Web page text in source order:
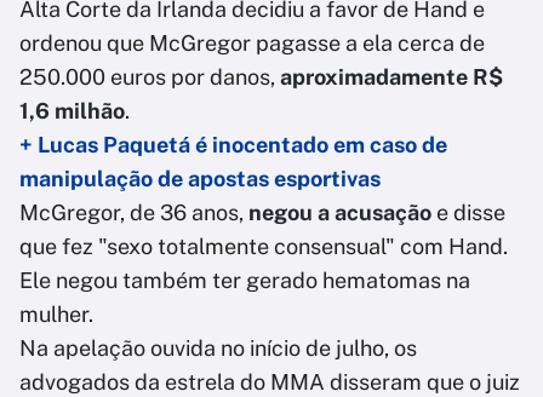
Alta Corte da Irlanda decidiu a favor de Hand e
ordenou que McGregor pagasse a ela cerca de
250.000 euros por danos, aproximadamente R$
1,6 milhão.
+ Lucas Paquetá é inocentado em caso de
manipulação de apostas esportivas
McGregor, de 36 anos, negou a acusação e disse
que fez "sexo totalmente consensual" com Hand.
Ele negou também ter gerado hematomas na
mulher.
Na apelação ouvida no início de julho, os
advogados da estrela do MMA disseram que o juiz